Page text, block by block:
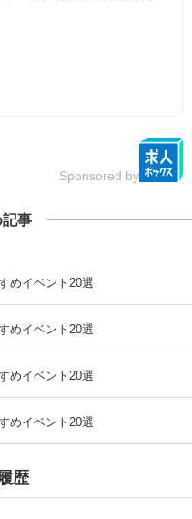
Sponsored by
事
めイベント20選
めイベント20選
めイベント20選
めイベント20選
歴